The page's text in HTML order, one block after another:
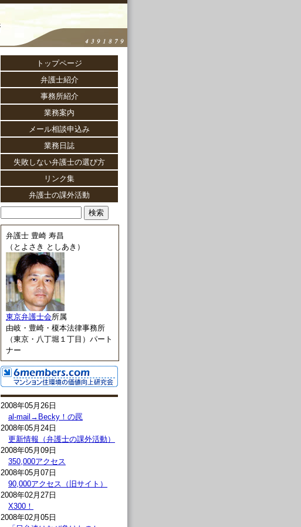
トップページ
弁護士紹介
事務所紹介
業務案内
メール相談申込み
業務日誌
失敗しない弁護士の選び方
リンク集
弁護士の課外活動
弁護士 豊崎 寿昌
（とよさき としあき）
東京弁護士会所属
由岐・豊崎・榎本法律事務所
（東京・八丁堀１丁目）パート
ナー
2008年05月26日
al-mail→Becky！の罠
2008年05月24日
更新情報（弁護士の課外活動）
2008年05月09日
350,000アクセス
2008年05月07日
90,000アクセス（旧サイト）
2008年02月27日
X300！
2008年02月05日